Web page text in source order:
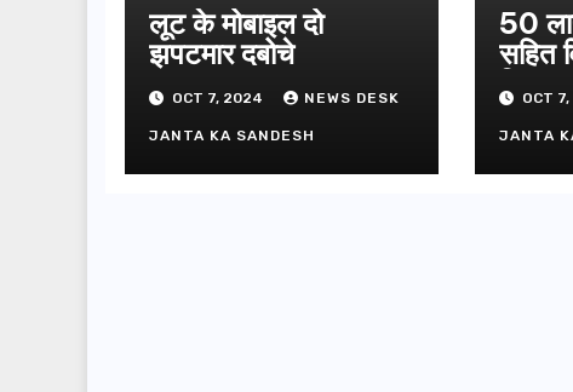
लूट के मोबाइल दो
झपटमार दबोचे
OCT 7, 2024 NEWS DESK
JANTA KA SANDESH
50
सहित
गिफ्तार
OCT
JANTA